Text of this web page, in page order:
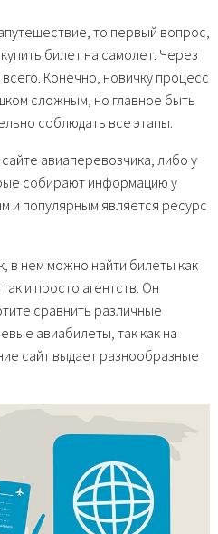
то первый вопрос,
билет на самолет. Через
Конечно, новичку процесс
сложным, но главное быть
соблюдать все этапы.
авиаперевозчика, либо у
собирают информацию у
и популярным является ресурс
в нем можно найти билеты как
и просто агентств. Он
сравнить различные
авиабилеты, так как на
сайт выдает разнообразные